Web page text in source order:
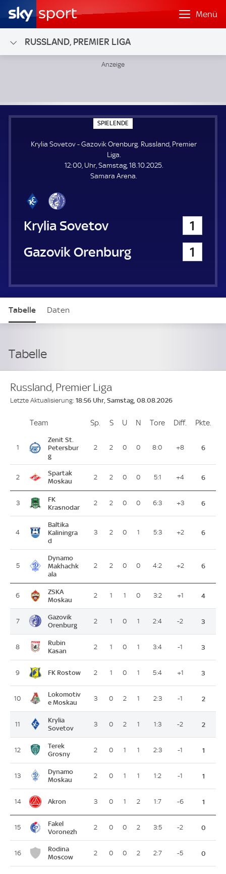
Menü
RUSSLAND, PREMIER LIGA
SPIELENDE
P
E
N
E
Krylia Sovetov - Gazovik Orenburg. Russland, Premier
Liga.
12:00, Uhr, Samstag, 18.10.2025.
Samara Arena.
Krylia Sovetov
1
Gazovik Orenburg
1
Tabelle Daten
Tabelle
Russland, Premier Liga
Letzte Aktualisierung: 18:56 Uhr, Samstag, 08.08.2026
PlatzTeam Sp. Spiele
SSiege
U Unentschieden
N Niederlagen
Tore ToreDiff. Differenz
Pkte.
1
Zenit St.
Petersbur
g
2 2 0 0 8:0 +8 6
2
Spartak
Moskau
2 2 0 0 5:1 +4 6
3
FK
Krasnodar
2 2 0 0 6:3 +3 6
4
Baltika
Kaliningra
d
3 2 0 1 5:3 +2 6
5
Dynamo
Makhachk
ala
2 2 0 0 4:2 +2 6
6
ZSKA
Moskau
2 1 1 0 3:2 +1 4
7
Gazovik
Orenburg
2 1 0 1 2:4 -2 3
8
Rubin
Kasan
2 1 0 1 3:4 -1 3
9 FK Rostow 2 1 0 1 5:4 +1 3
10
Lokomotiv
e Moskau
3 0 2 1 2:3 -1 2
11
Krylia
Sovetov
3 0 2 1 1:3 -2 2
12
Terek
Grosny
2 0 1 1 2:3 -1 1
13
Dynamo
Moskau
2 0 1 1 1:2 -1 1
14 Akron 3 0 1 2 1:7 -6 1
15
Fakel
Voronezh
2 0 0 2 3:5 -2 0
16
Rodina
Moscow
2 0 0 2 2:7 -5 0